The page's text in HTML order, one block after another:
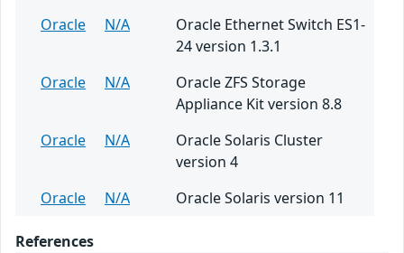
Oracle
N/A
Oracle Ethernet Switch ES1-
24 version 1.3.1
Oracle
N/A
Oracle ZFS Storage
Appliance Kit version 8.8
Oracle
N/A
Oracle Solaris Cluster
version 4
Oracle
N/A Oracle Solaris version 11
References